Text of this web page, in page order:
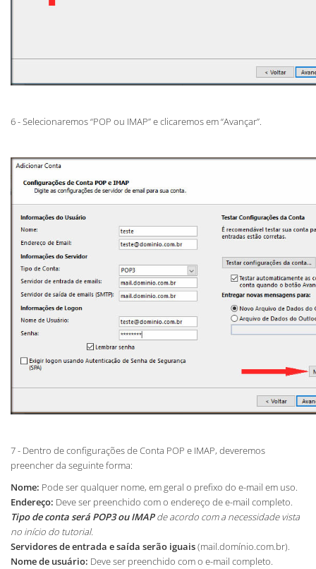
6 - Selecionaremos “POP ou IMAP” e clicaremos em “Avançar”.
7 - Dentro de configurações de Conta POP e IMAP, deveremos
preencher da seguinte forma:
Nome: Pode ser qualquer nome, em geral o prefixo do e-mail em uso.
Endereço: Deve ser preenchido com o endereço de e-mail completo.
Tipo de conta será POP3 ou IMAPde acordo com a necessidade vista
no início do tutorial.
Servidores de entrada e saída serão iguais(mail.domínio.com.br).
Nome de usuário: Deve ser preenchido com o e-mail completo.